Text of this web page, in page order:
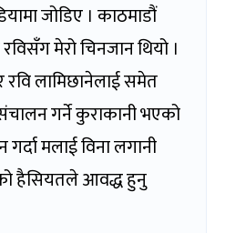
जोडिए । काठमाडौं
मेरो चिनजान थियो ।
लामिछानेलाई समेत
गर्ने कुराकानी भएको
मलाई विना लगानी
हैसियतले आवद्ध हुनु